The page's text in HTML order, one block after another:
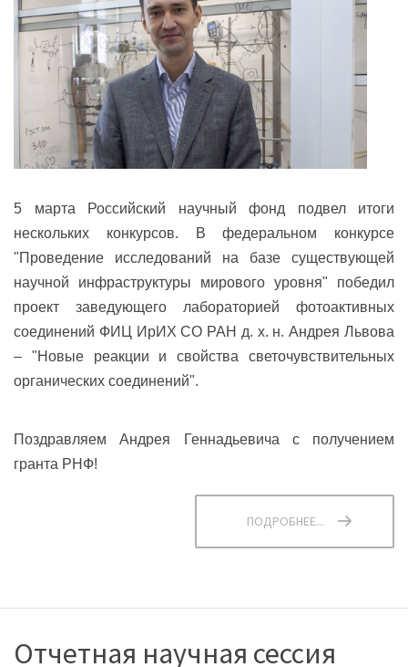
5 марта Российский научный фонд подвел итоги
нескольких конкурсов. В федеральном конкурсе
"Проведение исследований на базе существующей
научной инфраструктуры мирового уровня" победил
проект заведующего лабораторией фотоактивных
соединений ФИЦ ИрИХ СО РАН д. х. н. Андрея Львова
– "Новые реакции и свойства светочувствительных
органических соединений".
Поздравляем Андрея Геннадьевича с получением
гранта РНФ!
ПОДРОБНЕЕ...
Отчетная научная сессия